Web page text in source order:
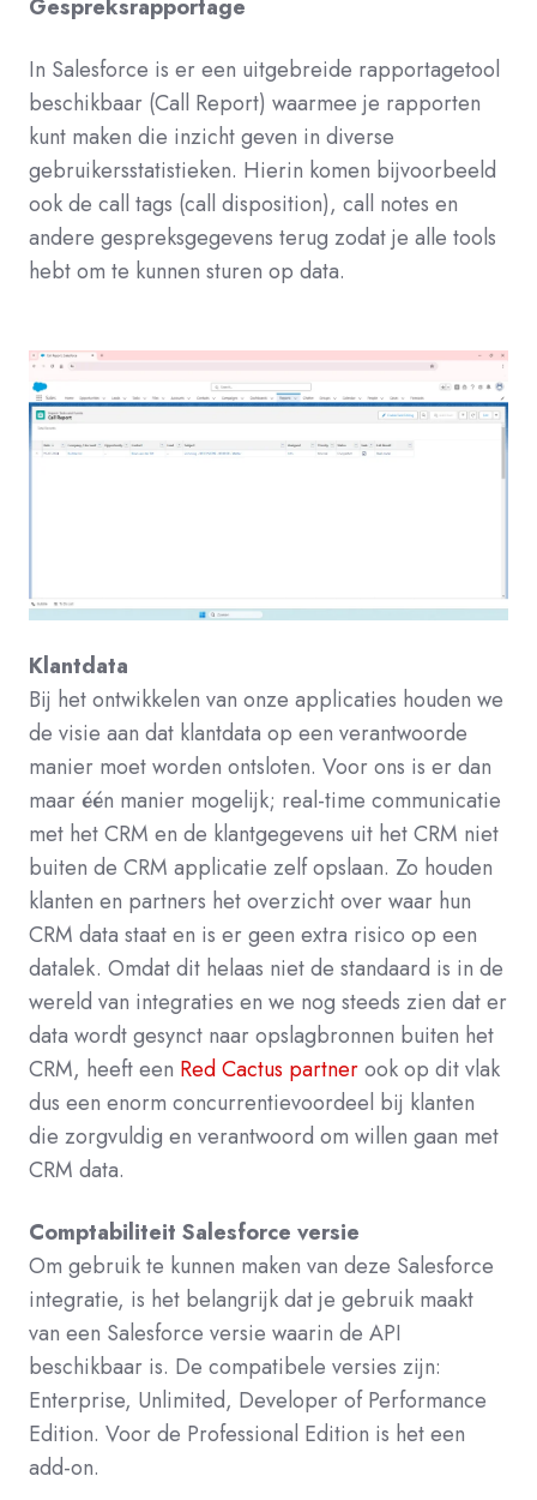
Gespreksrapportage
In Salesforce is er een uitgebreide rapportagetool
beschikbaar (Call Report) waarmee je rapporten
kunt maken die inzicht geven in diverse
gebruikersstatistieken. Hierin komen bijvoorbeeld
ook de call tags (call disposition), call notes en
andere gespreksgegevens terug zodat je alle tools
hebt om te kunnen sturen op data.
Klantdata
Bij het ontwikkelen van onze applicaties houden we
de visie aan dat klantdata op een verantwoorde
manier moet worden ontsloten. Voor ons is er dan
maar één manier mogelijk; real-time communicatie
met het CRM en de klantgegevens uit het CRM niet
buiten de CRM applicatie zelf opslaan. Zo houden
klanten en partners het overzicht over waar hun
CRM data staat en is er geen extra risico op een
datalek. Omdat dit helaas niet de standaard is in de
wereld van integraties en we nog steeds zien dat er
data wordt gesynct naar opslagbronnen buiten het
CRM, heeft een Red Cactus partnerook op dit vlak
dus een enorm concurrentievoordeel bij klanten
die zorgvuldig en verantwoord om willen gaan met
CRM data.
Comptabiliteit Salesforce versie
Om gebruik te kunnen maken van deze Salesforce
integratie, is het belangrijk dat je gebruik maakt
van een Salesforce versie waarin de API
beschikbaar is. De compatibele versies zijn:
Enterprise, Unlimited, Developer of Performance
Edition. Voor de Professional Edition is het een
add-on.